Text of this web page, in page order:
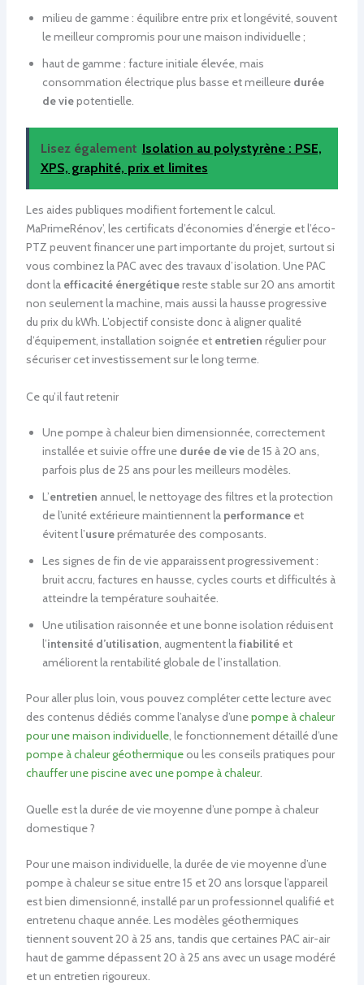
milieu de gamme : équilibre entre prix et longévité, souvent
le meilleur compromis pour une maison individuelle ;
haut de gamme : facture initiale élevée, mais
consommation électrique plus basse et meilleure durée
de viepotentielle.
Lisez également Isolation au polystyrène : PSE,
XPS, graphité, prix et limites
Les aides publiques modifient fortement le calcul.
MaPrimeRénov’, les certificats d’économies d’énergie et l’éco-
PTZ peuvent financer une part importante du projet, surtout si
vous combinez la PAC avec des travaux d’isolation. Une PAC
dont la efficacité énergétiquereste stable sur 20 ans amortit
non seulement la machine, mais aussi la hausse progressive
du prix du kWh. L’objectif consiste donc à aligner qualité
d’équipement, installation soignée et entretien régulier pour
sécuriser cet investissement sur le long terme.
Ce qu’il faut retenir
Une pompe à chaleur bien dimensionnée, correctement
installée et suivie offre une durée de viede 15 à 20 ans,
parfois plus de 25 ans pour les meilleurs modèles.
L’entretien annuel, le nettoyage des filtres et la protection
de l’unité extérieure maintiennent la performanceet
évitent l’usureprématurée des composants.
Les signes de fin de vie apparaissent progressivement :
bruit accru, factures en hausse, cycles courts et difficultés à
atteindre la température souhaitée.
Une utilisation raisonnée et une bonne isolation réduisent
l’intensité d’utilisation, augmentent lafiabilitéet
améliorent la rentabilité globale de l’installation.
Pour aller plus loin, vous pouvez compléter cette lecture avec
des contenus dédiés comme l’analyse d’unepompe à chaleur
pour une maison individuelle, le fonctionnement détaillé d’une
pompe à chaleur géothermiqueou les conseils pratiques pour
chauffer une piscine avec une pompe à chaleur.
Quelle est la durée de vie moyenne d’une pompe à chaleur
domestique ?
Pour une maison individuelle, la durée de vie moyenne d’une
pompe à chaleur se situe entre 15 et 20 ans lorsque l’appareil
est bien dimensionné, installé par un professionnel qualifié et
entretenu chaque année. Les modèles géothermiques
tiennent souvent 20 à 25 ans, tandis que certaines PAC air-air
haut de gamme dépassent 20 à 25 ans avec un usage modéré
et un entretien rigoureux.